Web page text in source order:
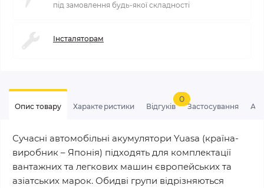
під замовлення будь-якої складності
Інсталяторам
Опис товару Характеристики Відгуків
0
Застосування
Сучасні автомобільні акумулятори Yuasa (країна-
виробник – Японія) підходять для комплектації
вантажних та легкових машин європейських та
азіатських марок. Обидві групи відрізняються